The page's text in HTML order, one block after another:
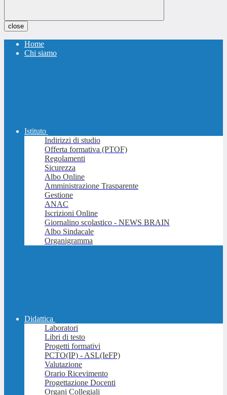
close
Home
Chi siamo
Istituto
Indirizzi di studio
Offerta formativa (PTOF)
Regolamenti
Sicurezza
Albo Online
Amministrazione Trasparente
Gestione
ANAC
Iscrizioni Online
Giornalino scolastico - NEWS BRAIN
Albo Sindacale
Organigramma
Didattica
Laboratori
Libri di testo
Progetti formativi
PCTO(IP) - ASL(IeFP)
Valutazione
Orario Ricevimento
Progettazione Docenti
Organi Collegiali